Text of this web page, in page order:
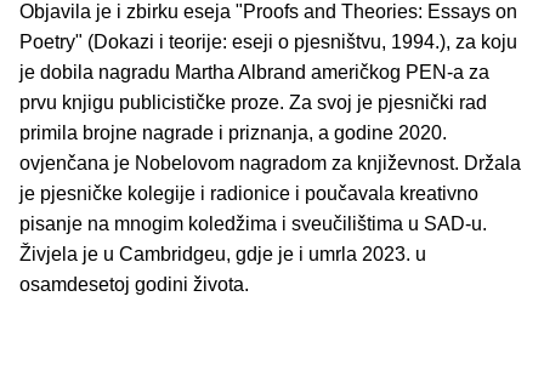
Objavila je i zbirku eseja "Proofs and Theories: Essays on
Poetry" (Dokazi i teorije: eseji o pjesništvu, 1994.), za koju
je dobila nagradu Martha Albrand američkog PEN-a za
prvu knjigu publicističke proze. Za svoj je pjesnički rad
primila brojne nagrade i priznanja, a godine 2020.
ovjenčana je Nobelovom nagradom za književnost. Držala
je pjesničke kolegije i radionice i poučavala kreativno
pisanje na mnogim koledžima i sveučilištima u SAD-u.
Živjela je u Cambridgeu, gdje je i umrla 2023. u
osamdesetoj godini života.